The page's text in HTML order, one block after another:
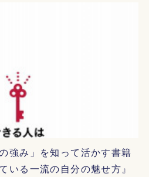
強み」を知って活かす書籍
いる一流の自分の魅せ方』